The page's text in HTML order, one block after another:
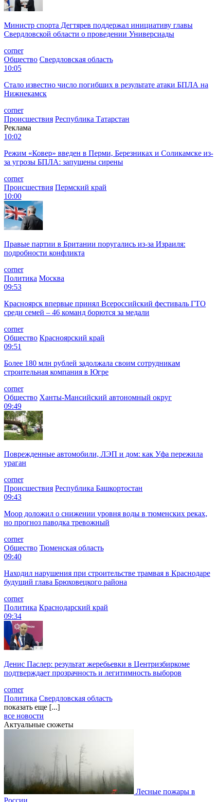
Министр спорта Дегтярев поддержал инициативу главы
Свердловской области о проведении Универсиады
corner
Общество Свердловская область
10:05
Стало известно число погибших в результате атаки БПЛА на
Нижнекамск
corner
Происшествия Республика Татарстан
Реклама
10:02
Режим «️Ковер» введен в Перми, Березниках и Соликамске из-
за угрозы БПЛА: запущены сирены
corner
Происшествия Пермский край
10:00
Правые партии в Британии поругались из-за Израиля:
подробности конфликта
corner
Политика Москва
09:53
Красноярск впервые принял Всероссийский фестиваль ГТО
среди семей – 46 команд борются за медали
corner
Общество Красноярский край
09:51
Более 180 млн рублей задолжала своим сотрудникам
строительная компания в Югре
corner
Общество Ханты-Мансийский автономный округ
09:49
Поврежденные автомобили, ЛЭП и дом: как Уфа пережила
ураган
corner
Происшествия Республика Башкортостан
09:43
Моор доложил о снижении уровня воды в тюменских реках,
но прогноз паводка тревожный
corner
Общество Тюменская область
09:40
Находил нарушения при строительстве трамвая в Краснодаре
будущий глава Брюховецкого района
corner
Политика Краснодарский край
09:34
Денис Паслер: результат жеребьевки в Центризбиркоме
подтверждает прозрачность и легитимность выборов
corner
Политика Свердловская область
показать еще [...]
все новости
Актуальные сюжеты
Лесные пожары в
России